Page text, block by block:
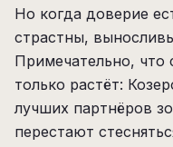
Но когда доверие
страстны,
Примечательно, что
только растёт:
лучших партнёров
перестают